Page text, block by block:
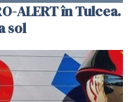
ALERT în Tulcea.
sol